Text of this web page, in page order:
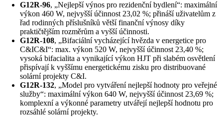
G12R-96, „Nejlepší výnos pro rezidenční bydlení“: maximální
výkon 460 W, nejvyšší účinnost 23,02 %; přináší uživatelům z
řad rodinných příslušníků větší finanční výnosy díky
praktičtějším rozměrům a vyšší účinnosti.
G12R-108, „Bifaciální vycházející hvězda v energetice pro
C&IC&I“: max. výkon 520 W, nejvyšší účinnost 23,40 %;
vysoká bifacialita a vynikající výkon HJT při slabém osvětlení
přispívají k vyššímu energetickému zisku pro distribuované
solární projekty C&I.
G12R-132, „Model pro vytváření nejlepší hodnoty pro veřejné
služby“: maximální výkon 640 W, nejvyšší účinnost 23,69 %;
komplexní a výkonné parametry utvářejí nejlepší hodnotu pro
rozsáhlé solární projekty.